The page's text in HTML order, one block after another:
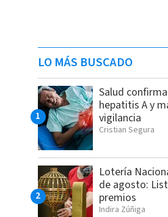
LO MÁS BUSCADO
Salud
hepatitis A y
vigilancia
Cristian Segura
Lotería
de agosto:
premios
Indira Zúñiga